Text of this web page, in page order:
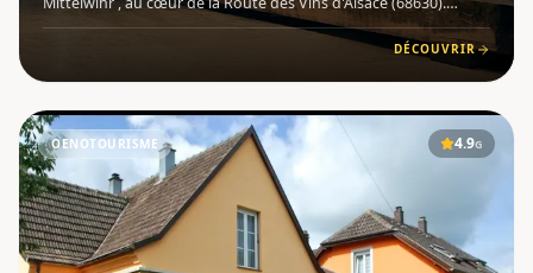
Transmis sur 3 générations de vignerons passionnés, ce
domaine perpétue un savoir-faire authentique tout en s'inscr
DÉCOUVRIR
OENOTOURISME 4.9G